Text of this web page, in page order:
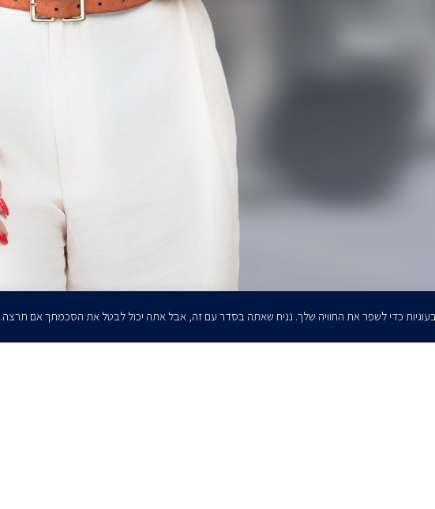
כדי לשפר את החוויה שלך. נניח שאתה בסדר עם זה, אבל אתה יכול לבטל את הסכמתך אם תרצה.